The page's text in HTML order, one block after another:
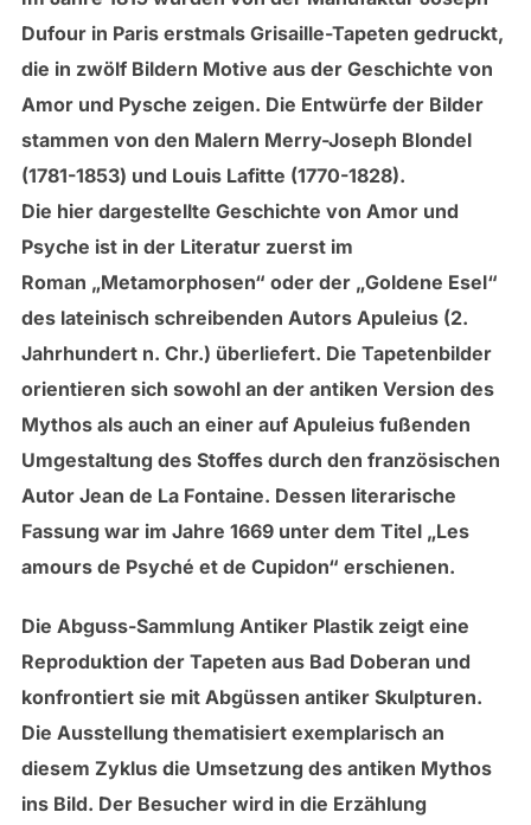
Dufour in Paris erstmals Grisaille-Tapeten gedruckt,
die in zwölf Bildern Motive aus der Geschichte von
Amor und Pysche zeigen. Die Entwürfe der Bilder
stammen von den Malern Merry-Joseph Blondel
(1781-1853) und Louis Lafitte (1770-1828).
Die hier dargestellte Geschichte von Amor und
Psyche ist in der Literatur zuerst im
Roman „Metamorphosen“ oder der „Goldene Esel“
des lateinisch schreibenden Autors Apuleius (2.
Jahrhundert n. Chr.) überliefert. Die Tapetenbilder
orientieren sich sowohl an der antiken Version des
Mythos als auch an einer auf Apuleius fußenden
Umgestaltung des Stoffes durch den französischen
Autor Jean de La Fontaine. Dessen literarische
Fassung war im Jahre 1669 unter dem Titel „Les
amours de Psyché et de Cupidon“ erschienen.
Die Abguss-Sammlung Antiker Plastik zeigt eine
Reproduktion der Tapeten aus Bad Doberan und
konfrontiert sie mit Abgüssen antiker Skulpturen.
Die Ausstellung thematisiert exemplarisch an
diesem Zyklus die Umsetzung des antiken Mythos
ins Bild. Der Besucher wird in die Erzählung